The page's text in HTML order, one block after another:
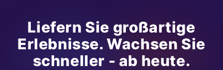
Liefern Sie großartige
Erlebnisse. Wachsen Sie
schneller - ab heute.